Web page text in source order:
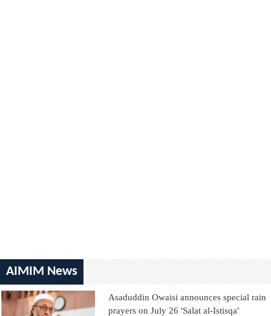
AIMIM News
Asaduddin Owaisi announces special rain
prayers on July 26 'Salat al-Istisqa'